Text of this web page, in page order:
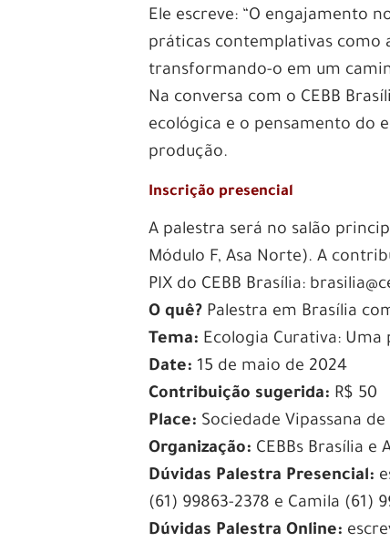
Ele escreve: “O engajamento
práticas contemplativas como
transformando-o em um
Na conversa com o CEBB
ecológica e o pensamento do
produção.
Inscrição presencial
A palestra será no salão
Módulo F, Asa Norte). A
PIX do CEBB Brasília:
O quê? Palestra em Brasília
Tema: Ecologia Curativa:
Date: 15 de maio de 2024
Contribuição sugerida: R$ 50
Place: Sociedade Vipassana
Organização: CEBBs Brasília e
Dúvidas Palestra Presencial:
(61) 99863-2378 e Camila (61)
Dúvidas Palestra Online: